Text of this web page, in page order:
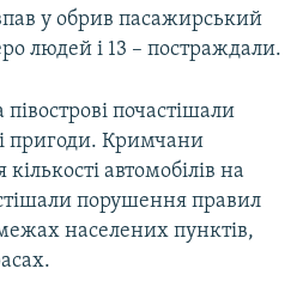
у обрив пасажирський
людей і 13 – постраждали.
почастішали
пригоди. Кримчани
автомобілів на
порушення правил
населених пунктів,